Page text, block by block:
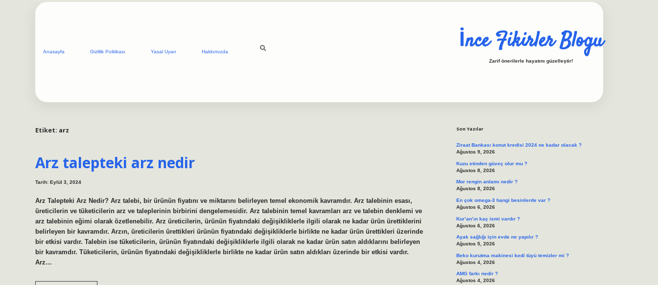
Anasayfa Gizlilik Politikası Yasal Uyarı Hakkımızda İnce Fikirler Blogu
Zarif önerilerle hayatını güzelleştir!
Etiket: arz
Arz talepteki arz nedir
Tarih: Eylül 3, 2024
Arz Talepteki Arz Nedir? Arz talebi, bir ürünün fiyatını ve miktarını belirleyen temel ekonomik kavramdır. Arz talebinin esası,
üreticilerin ve tüketicilerin arz ve taleplerinin birbirini dengelemesidir. Arz talebinin temel kavramları arz ve talebin denklemi ve
arz talebinin eğimi olarak özetlenebilir. Arz üreticilerin, ürünün fiyatındaki değişikliklerle ilgili olarak ne kadar ürün ürettiklerini
belirleyen bir kavramdır. Arzın, üreticilerin ürettikleri ürünün fiyatındaki değişikliklerle birlikte ne kadar ürün ürettikleri üzerinde
bir etkisi vardır. Talebin ise tüketicilerin, ürünün fiyatındaki değişikliklerle ilgili olarak ne kadar ürün satın aldıklarını belirleyen
bir kavramdır. Tüketicilerin, ürünün fiyatındaki değişikliklerle birlikte ne kadar ürün satın aldıkları üzerinde bir etkisi vardır.
Arz…
Son Yazılar
Ziraat Bankası konut kredisi 2024 ne kadar olacak ?
Ağustos 9, 2026
Kuzu etinden güveç olur mu ?
Ağustos 8, 2026
Mor rengin anlamı nedir ?
Ağustos 8, 2026
En çok omega-3 hangi besinlerde var ?
Ağustos 6, 2026
Kur’an’ın kaç ismi vardır ?
Ağustos 6, 2026
Ayak sağlığı için evde ne yapılır ?
Ağustos 5, 2026
Beko kurutma makinesi kedi tüyü temizler mi ?
Ağustos 4, 2026
AMG farkı nedir ?
Ağustos 4, 2026